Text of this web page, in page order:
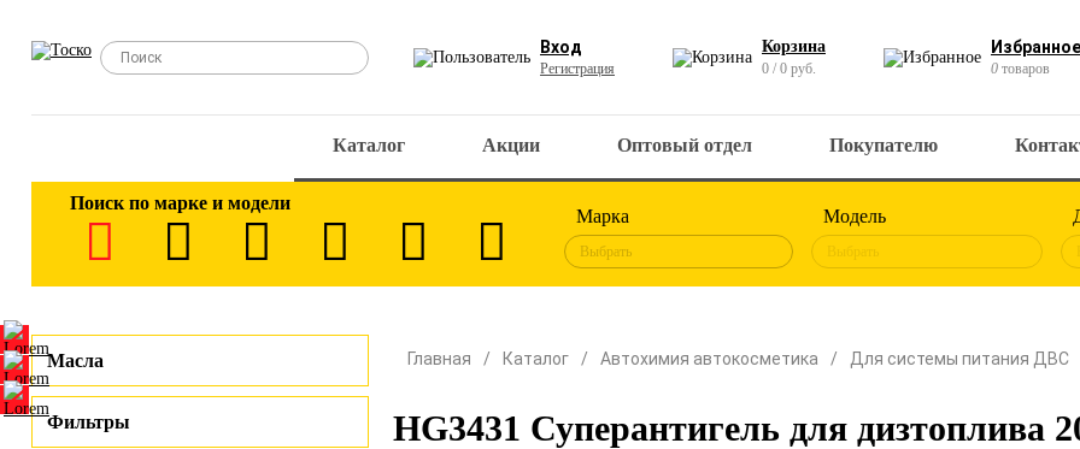
Вход
Регистрация
Корзина
0 / 0 руб.
Избранное
0 товаров
Каталог Акции Оптовый отдел Покупателю
Поиск по марке и модели
Марка
Выбрать
Модель
Выбрать
Масла
Фильтры
Главная Каталог Автохимия автокосметика Для системы питания ДВС
HG3431 Суперантигель для дизтоплива